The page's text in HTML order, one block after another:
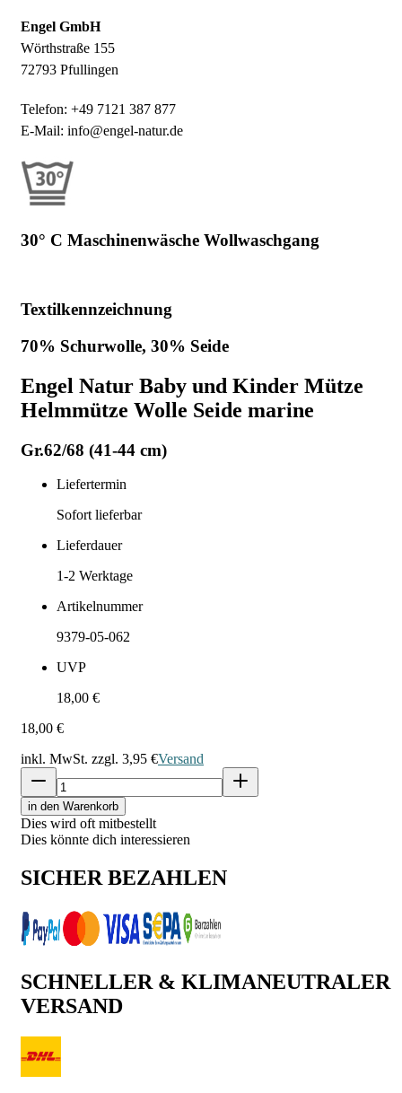
Engel GmbH
Wörthstraße 155
72793 Pfullingen
Telefon: +49 7121 387 877
E-Mail: info@engel-natur.de
30° C Maschinenwäsche Wollwaschgang
Textilkennzeichnung
70% Schurwolle, 30% Seide
Engel Natur Baby und Kinder Mütze
Helmmütze Wolle Seide marine
Gr.62/68 (41-44 cm)
Liefertermin
Sofort lieferbar
Lieferdauer
1-2 Werktage
Artikelnummer
9379-05-062
UVP
18,00 €
18,00 €
inkl. MwSt. zzgl. 3,95 €Versand
in den Warenkorb
Dies wird oft mitbestellt
Dies könnte dich interessieren
SICHER BEZAHLEN
SCHNELLER & KLIMANEUTRALER
VERSAND